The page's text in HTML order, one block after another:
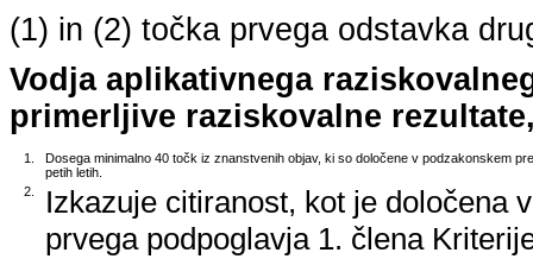
(1) in (2) točka prvega odstavka
Vodja aplikativnega
primerljive raziskovalne
1.
Dosega minimalno 40 točk iz znanstvenih objav, ki so določene v podzakonskem
petih letih.
2.
Izkazuje citiranost, kot je določena
prvega podpoglavja 1. člena